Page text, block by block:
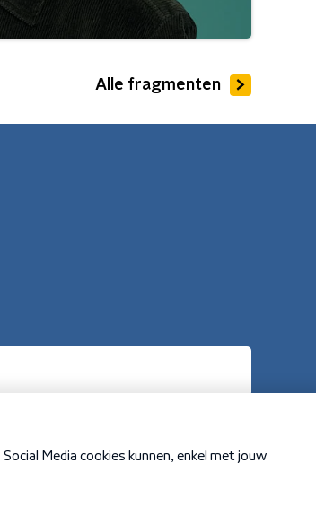
Alle fragmenten